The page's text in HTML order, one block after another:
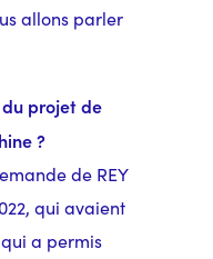
allons parler
projet de
?
de REY
qui avaient
a permis